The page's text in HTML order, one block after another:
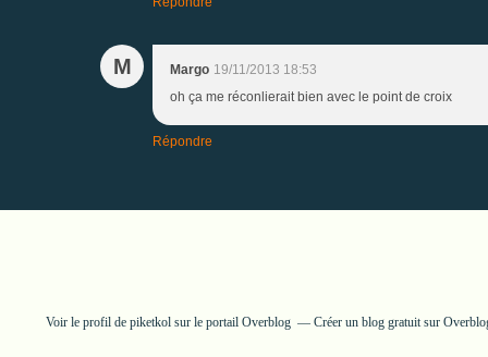
M Margo 19/11/2013 18:53
oh ça me réconlierait bien avec le point de croix
Répondre
Voir le profil de piketkolsur le portail Overblog Créer un blog gratuit sur